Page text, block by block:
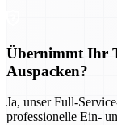
Übernimmt Ihr
Auspacken?
Ja, unser Full-
professionelle Ein-